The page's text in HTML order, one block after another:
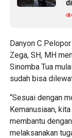
Danyon C
Zega, SH, MH
Sinomba Tua
sudah bisa
“Sesuai dengan
Kemanusiaan,
membantu
melaksanakan